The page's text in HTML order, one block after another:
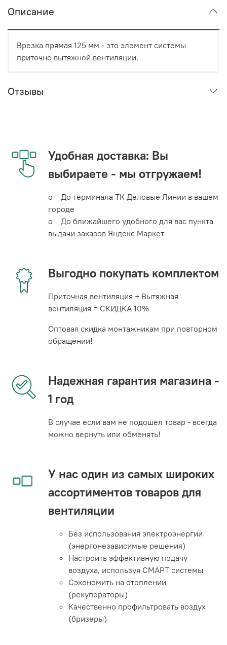
Описание
Врезка прямая 125 мм - это элемент системы
приточно вытяжной вентиляции.
Отзывы
Удобная доставка: Вы
выбираете - мы отгружаем!
o До терминала ТК Деловые Линии в вашем
городе
o До ближайшего удобного для вас пункта
выдачи заказов Яндекс Маркет
Выгодно покупать комплектом
Приточная вентиляция + Вытяжная
вентиляция = СКИДКА 10%
Оптовая скидка монтажникам при повторном
обращении!
Надежная гарантия магазина -
1 год
В случае если вам не подошел товар - всегда
можно вернуть или обменять!
У нас один из самых широких
ассортиментов товаров для
вентиляции
Без использования электроэнергии
(энергонезависимые решения)
Настроить эффективную подачу
воздуха, используя СМАРТ системы
Сэкономить на отоплении
(рекуператоры)
Качественно профильтровать воздух
(бризеры)